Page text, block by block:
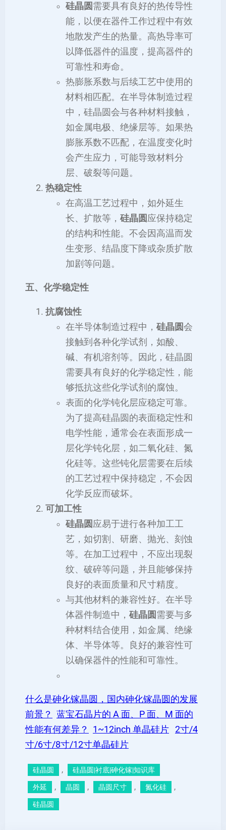
硅晶圆 需要具有良好的热传导性
能，以便在器件工作过程中有效
地散发产生的热量。高热导率可
以降低器件的温度，提高器件的
可靠性和寿命。
热膨胀系数与后续工艺中使用的
材料相匹配。在半导体制造过程
中，硅晶圆会与各种材料接触，
如金属电极、绝缘层等。如果热
膨胀系数不匹配，在温度变化时
会产生应力，可能导致材料分
层、破裂等问题。
热稳定性
在高温工艺过程中，如外延生
长、扩散等， 硅晶圆 应保持稳定
的结构和性能。不会因高温而发
生变形、结晶度下降或杂质扩散
加剧等问题。
五、化学稳定性
抗腐蚀性
在半导体制造过程中， 硅晶圆会
接触到各种化学试剂，如酸、
碱、有机溶剂等。因此，硅晶圆
需要具有良好的化学稳定性，能
够抵抗这些化学试剂的腐蚀。
表面的化学钝化层应稳定可靠。
为了提高硅晶圆的表面稳定性和
电学性能，通常会在表面形成一
层化学钝化层，如二氧化硅、氮
化硅等。这些钝化层需要在后续
的工艺过程中保持稳定，不会因
化学反应而破坏。
可加工性
硅晶圆 应易于进行各种加工工
艺，如切割、研磨、抛光、刻蚀
等。在加工过程中，不应出现裂
纹、破碎等问题，并且能够保持
良好的表面质量和尺寸精度。
与其他材料的兼容性好。在半导
体器件制造中， 硅晶圆 需要与多
种材料结合使用，如金属、绝缘
体、半导体等。良好的兼容性可
以确保器件的性能和可靠性。
什么是砷化镓晶圆，国内砷化镓晶圆的发展
前景？
蓝宝石晶片的 A 面、P 面、M 面的
性能有何差异？
1~12inch 单晶硅片 2寸/4
寸/6寸/8寸/12寸单晶硅片
硅晶圆 , 硅晶圆|衬底|砷化镓|知识库
外延 , 晶圆 , 晶圆尺寸 , 氮化硅 ,
硅晶圆